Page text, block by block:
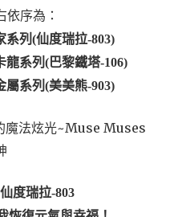
依序為：
系列(仙度瑞拉-803)
龍系列(巴黎鐵塔-106)
屬系列(美美熊-903)
度瑞拉-803